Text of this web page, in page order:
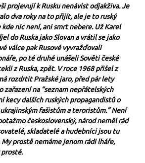
projevují k Rusku nenávist odjakživa. Je
dva roky na to přijít, ale je to ruský
nic není, ani smrt nebere. Už Karel
do Ruska jako Slovan a vrátil se jako
válce pak Rusové vyvražďovali
po té druhé unášeli Sověti české
z Ruska, zpět. V roce 1968 přišel z
rozdrtit Pražské jaro, před pár lety
zařazení na “seznam nepřátelských
kecy dalších ruských propagandistů o
ukrajinským fašistům a teroristům.” Není
československý, národ neměl rád
skladatelé a hudebníci jsou tu
prostě nemáme jenom rádi lháře,
prosté.